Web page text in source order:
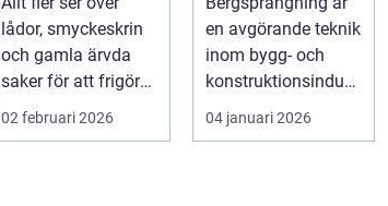
och mynt
lådor, smyckeskrin
och gamla ärvda
saker för att frigöra
värde som bara
02 februari 2026
en avgörande teknik
inom bygg- och
konstruktionsindust
rin. Den anv&...
04 januari 2026